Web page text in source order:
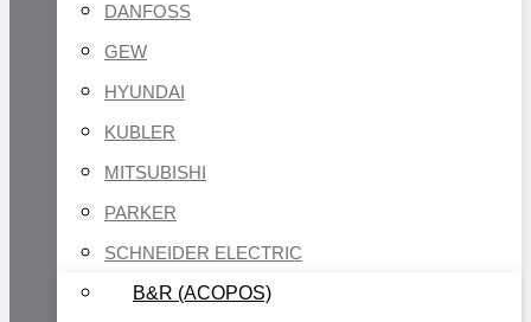
DANFOSS
GEW
HYUNDAI
KUBLER
MITSUBISHI
PARKER
SCHNEIDER ELECTRIC
B&R (ACOPOS)